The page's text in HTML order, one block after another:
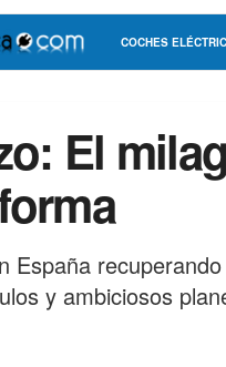
COCHES
El
España
y ambiciosos